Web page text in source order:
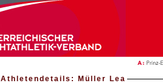
Athletendetails: Müller Lea